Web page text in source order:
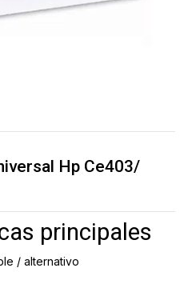
Hp Ce403/
principales
/ alternativo